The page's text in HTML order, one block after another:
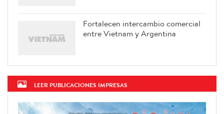
Fortalecen intercambio comercial
entre Vietnam y Argentina
LEER PUBLICACIONES IMPRESAS